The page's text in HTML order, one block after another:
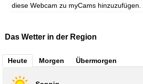
diese Webcam zu myCams hinzuzufügen.
Das Wetter in der Region
Heute Morgen Übermorgen